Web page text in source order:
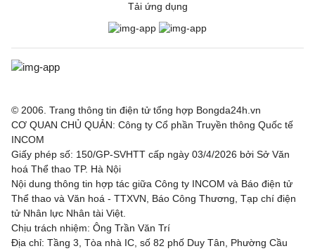
Tải ứng dụng
© 2006. Trang thông tin điện tử tổng hợp Bongda24h.vn
CƠ QUAN CHỦ QUẢN: Công ty Cổ phần Truyền thông Quốc tế
INCOM
Giấy phép số: 150/GP-SVHTT cấp ngày 03/4/2026 bởi Sở Văn
hoá Thể thao TP. Hà Nội
Nội dung thông tin hợp tác giữa Công ty INCOM và Báo điện tử
Thể thao và Văn hoá - TTXVN, Báo Công Thương, Tạp chí điện
tử Nhân lực Nhân tài Việt.
Chịu trách nhiệm: Ông Trần Văn Trí
Địa chỉ: Tầng 3, Tòa nhà IC, số 82 phố Duy Tân, Phường Cầu